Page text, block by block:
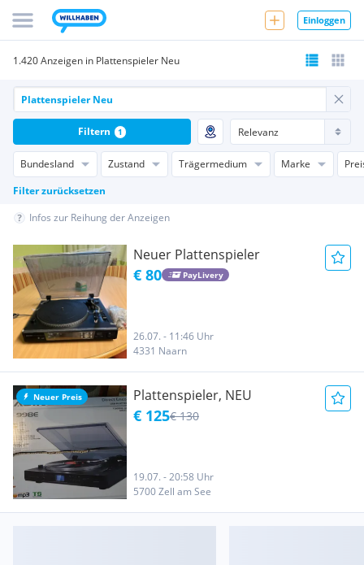
Einloggen
1.420 Anzeigen in Plattenspieler Neu
Bundesland Zustand Trägermedium Marke
Filter zurücksetzen
Filtern 1
Infos zur Reihung der Anzeigen
Neuer Plattenspieler
€ 80 PayLivery
26.07. - 11:46 Uhr
4331 Naarn
Neuer Preis Plattenspieler, NEU
€ 125€ 130
19.07. - 20:58 Uhr
5700 Zell am See